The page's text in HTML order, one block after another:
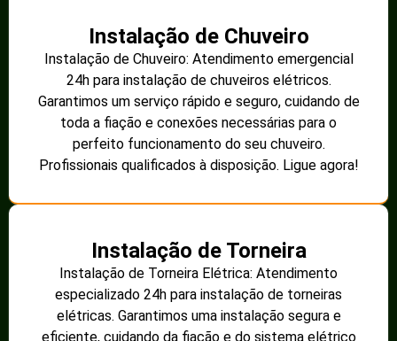
Instalação de Chuveiro
Instalação de Chuveiro: Atendimento emergencial
24h para instalação de chuveiros elétricos.
Garantimos um serviço rápido e seguro, cuidando de
toda a fiação e conexões necessárias para o
perfeito funcionamento do seu chuveiro.
Profissionais qualificados à disposição. Ligue agora!
Instalação de Torneira
Instalação de Torneira Elétrica: Atendimento
especializado 24h para instalação de torneiras
elétricas. Garantimos uma instalação segura e
eficiente, cuidando da fiação e do sistema elétrico